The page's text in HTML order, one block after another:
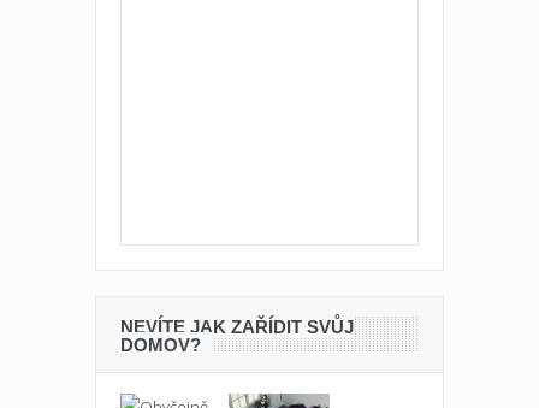
NEVÍTE JAK ZAŘÍDIT SVŮJ
DOMOV?